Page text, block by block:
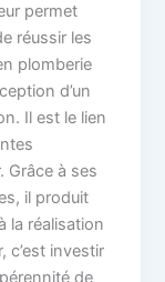
permet
réussir les
plomberie
d’un
Il est le lien
Grâce à ses
il produit
la réalisation
c’est investir
de